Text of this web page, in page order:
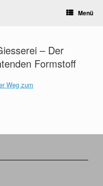
Menü
– Der
Formstoff
Weg zum